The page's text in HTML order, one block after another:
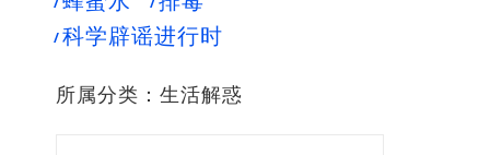
科学辟谣进行时
所属分类： 生活解惑